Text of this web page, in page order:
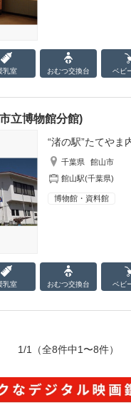
乳室 おむつ交換台 ベビ
立博物館分館)
“渚の駅”たてやま
千葉県
館山市
館山駅(千葉県)
博物館・資料館
乳室 おむつ交換台 ベビ
1/1 （全8件中1〜8件）